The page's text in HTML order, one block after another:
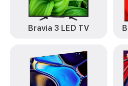
Замена контроллера питания
(мультиконтроллера) KD-
Sony
Комплексная чистка KD-
Замена блока питания KD-
Sony
Bravia 3 LED TV